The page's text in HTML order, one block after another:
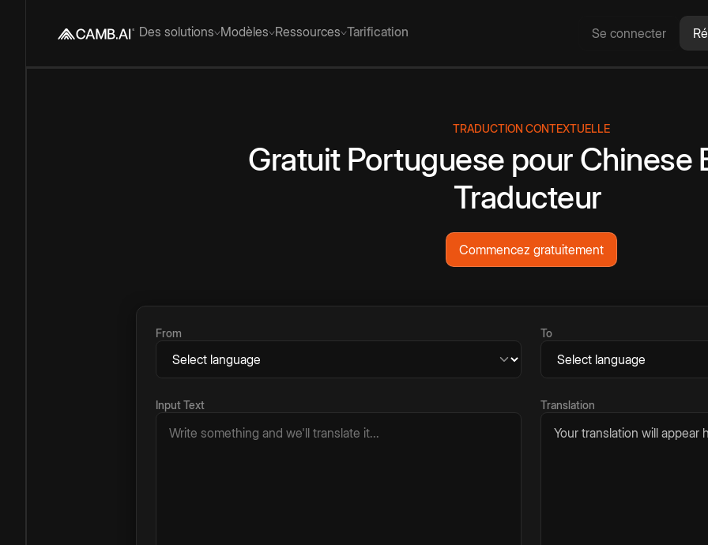
Des solutions Modèles Ressources Tarification Se connecter
TRADUCTION CONTEXTUELLE
Gratuit Portuguese pour Chinese
Traducteur
Commencez gratuitement
From To
Input Text Translation
Your translation will appear